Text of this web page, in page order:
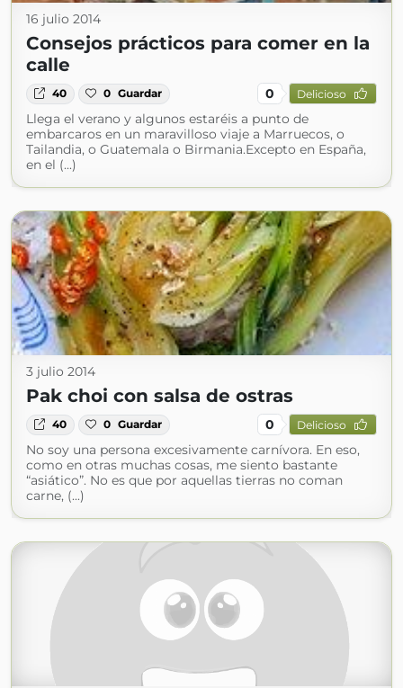
16 julio 2014
Consejos prácticos para comer en la
calle
40 0 Guardar 0 Delicioso
Llega el verano y algunos estaréis a punto de
embarcaros en un maravilloso viaje a Marruecos, o
Tailandia, o Guatemala o Birmania.Excepto en España,
en el (...)
3 julio 2014
Pak choi con salsa de ostras
40 0 Guardar 0 Delicioso
No soy una persona excesivamente carnívora. En eso,
como en otras muchas cosas, me siento bastante
“asiático”. No es que por aquellas tierras no coman
carne, (...)